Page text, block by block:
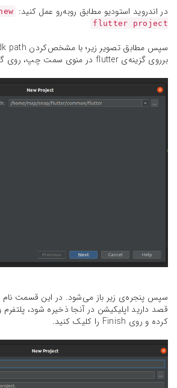
در اندروید استودیو مطابق روبه‌رو عمل کنید:
flutter project
برروی گزینه‌ی flutter در منوی سمت چپ، روی گزینه‌ی Next کلیک کنید.
سپس پنجره‌ی زیر باز می‌شود. در این قسمت نام
قصد دارید اپلیکیشن در آنجا ذخیره شود،
کرده و روی Finish را کلیک کنید.